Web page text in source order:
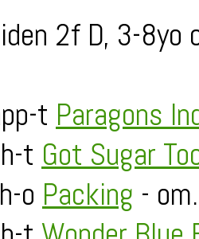
2f D, 3-
t Paragons
t Got Sugar
o Packing -